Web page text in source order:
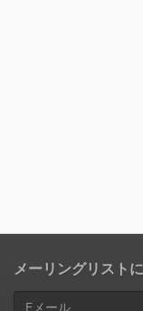
メーリングリスト